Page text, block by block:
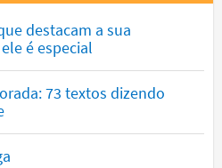
destacam a sua
é especial
73 textos dizendo